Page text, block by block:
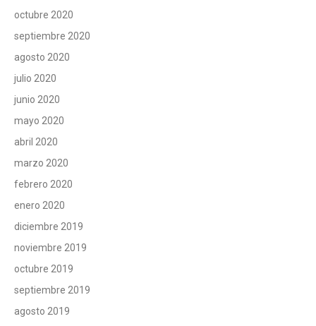
octubre 2020
septiembre 2020
agosto 2020
julio 2020
junio 2020
mayo 2020
abril 2020
marzo 2020
febrero 2020
enero 2020
diciembre 2019
noviembre 2019
octubre 2019
septiembre 2019
agosto 2019